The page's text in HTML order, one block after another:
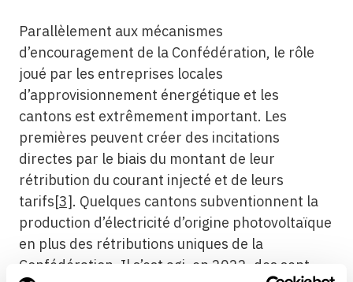
Parallèlement aux mécanismes
d’encouragement de la Confédération, le rôle
joué par les entreprises locales
d’approvisionnement énergétique et les
cantons est extrêmement important. Les
premières peuvent créer des incitations
directes par le biais du montant de leur
rétribution du courant injecté et de leurs
tarifs[3]. Quelques cantons subventionnent la
production d’électricité d’origine photovoltaïque
en plus des rétributions uniques de la
Confédération. Il s’est agi, en 2022, des sept